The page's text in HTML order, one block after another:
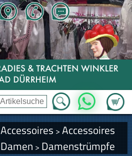
Zum
WhatsApp
Accessoires > Accessoires
Damen > Damenstrümpfe